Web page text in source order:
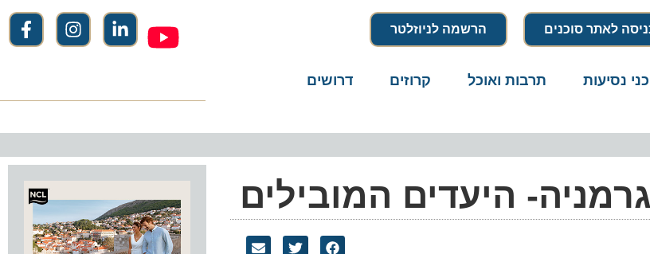
לאתר סוכנים הרשמה לניוזלטר
נסיעות תרבות ואוכל קרוזים דרושים
היעדים המובילים